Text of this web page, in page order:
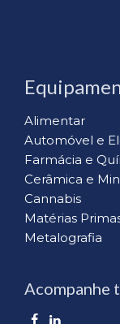
Alimentar
Automóvel e
Farmácia e
Cerâmica e
Cannabis
Matérias
Metalografia
Acompanhe